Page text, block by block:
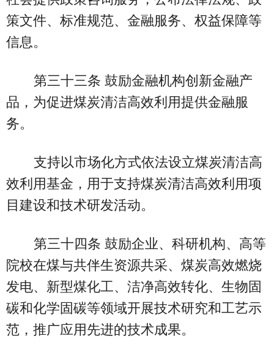
策文件、标准规范、金融服务、权益保障等
信息。
第三十三条 鼓励金融机构创新金融产
品，为促进煤炭清洁高效利用提供金融服
务。
支持以市场化方式依法设立煤炭清洁高
效利用基金，用于支持煤炭清洁高效利用项
目建设和技术研发活动。
第三十四条 鼓励企业、科研机构、高等
院校在煤与共伴生资源共采、煤炭高效燃烧
发电、新型煤化工、洁净高效转化、生物固
碳和化学固碳等领域开展技术研究和工艺示
范，推广应用先进的技术成果。